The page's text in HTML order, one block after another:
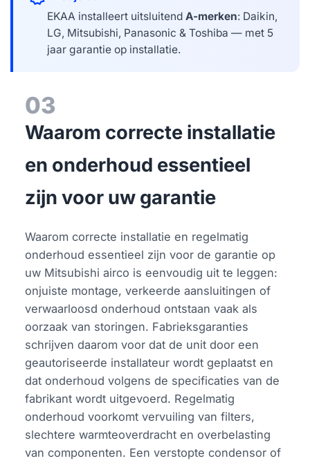
EKAA installeert uitsluitendA-merken: Daikin,
LG, Mitsubishi, Panasonic & Toshiba — met 5
jaar garantie op installatie.
03
Waarom correcte installatie
en onderhoud essentieel
zijn voor uw garantie
Waarom correcte installatie en regelmatig
onderhoud essentieel zijn voor de garantie op
uw Mitsubishi airco is eenvoudig uit te leggen:
onjuiste montage, verkeerde aansluitingen of
verwaarloosd onderhoud ontstaan vaak als
oorzaak van storingen. Fabrieksgaranties
schrijven daarom voor dat de unit door een
geautoriseerde installateur wordt geplaatst en
dat onderhoud volgens de specificaties van de
fabrikant wordt uitgevoerd. Regelmatig
onderhoud voorkomt vervuiling van filters,
slechtere warmteoverdracht en overbelasting
van componenten. Een verstopte condensor of